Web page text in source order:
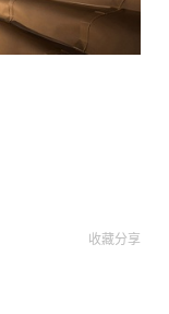
收藏分享